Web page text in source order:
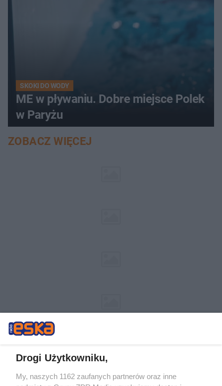
SKOKI DO WODY
ME w pływaniu. Dobre miejsce Polek
w Paryżu
ZOBACZ WIĘCEJ
Drogi Użytkowniku,
My, naszych 1162 zaufanych partnerów oraz inne